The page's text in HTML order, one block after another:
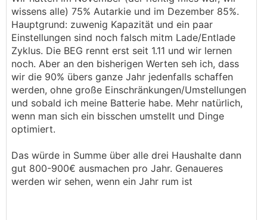
Garagenanlage Flach und verschattet - Huawei
WR
5kW
5,74kWp / 4300kWh/a
Gesamtproduktion pro Jahr: ~14800kWh
Probleme:
Der Fronius WR
kann den Speicher nur mit maximal
5-6,5kW (man liest unterschiedliche Angaben) laden
und entladen. Das heißt ich kann das E-Auto auch
nur mit dieser Leistung über Nacht laden, dadurch ist
natürlich der Wirkungsgrad schlechter.
Speicher Richtung 55% Eigenverbrauch komme.
Ich möchte schlank bleiben und mein Invest am
Minimum halten.
Wenn ich bei meinem Setup die Amortisation der
Batterie via EG auf 6-7y bringe, dann würde das
einem jährlichen Profit von etwa 300€ aus der
EG entsprechen. Ist jetzt nichts, aber der
dahinterstehende Aufwand muss man
gegenüberstellen. Hier braucht es Skalierung, wie
bei dir, Andy. Dann lohnt sich auch der Aufwand
wissens alle) 75% Autarkie und im Dezember 85%.
Hauptgrund: zuwenig Kapazität und ein paar
Einstellungen sind noch falsch mitm Lade/Entlade
Zyklus. Die BEG rennt erst seit 1.11 und wir lernen
noch. Aber an den bisherigen Werten seh ich, dass
wir die 90% übers ganze Jahr jedenfalls schaffen
werden, ohne große Einschränkungen/Umstellungen
und sobald ich meine Batterie habe. Mehr natürlich,
wenn man sich ein bisschen umstellt und Dinge
optimiert.
Das würde in Summe über alle drei Haushalte dann
gut 800-900€ ausmachen pro Jahr. Genaueres
werden wir sehen, wenn ein Jahr rum ist